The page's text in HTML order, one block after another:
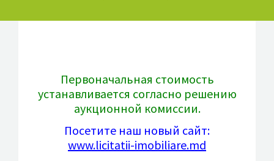
WWW.LICITATII-IMOBILIARE.MD
Первоначальная стоимость
устанавливается согласно решению
аукционной комиссии.
Посетите наш новый сайт:
www.licitatii-imobiliare.md